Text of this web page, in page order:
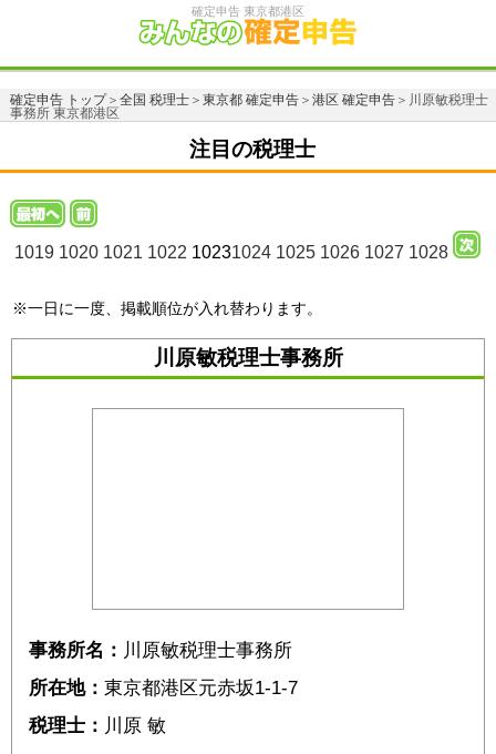
確定申告 東京都港区
確定申告 トップ＞ 全国 税理士＞ 東京都 確定申告＞ 港区 確定申告＞川原敏税理士
事務所 東京都港区
注目の税理士
1019 1020 1021 1022 10231024 1025 1026 1027 1028
※一日に一度、掲載順位が入れ替わります。
川原敏税理士事務所
事務所名： 川原敏税理士事務所
所在地： 東京都港区元赤坂1-1-7
税理士： 川原 敏